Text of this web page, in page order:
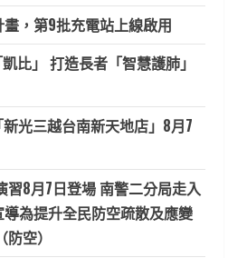
，第9批充電站上線啟用
比」 打造長者「智慧護肺」
新光三越台南新天地店」8月7
習8月7日登場 南警二分局走入
為提升全民防空疏散及應變
空）